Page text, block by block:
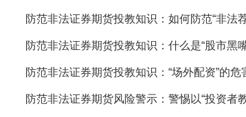
防范非法证券期货投教知识：如何防范“非法
防范非法证券期货投教知识：什么是“股市黑嘴
防范非法证券期货投教知识：“场外配资”的危
防范非法证券期货风险警示：警惕以“投资者